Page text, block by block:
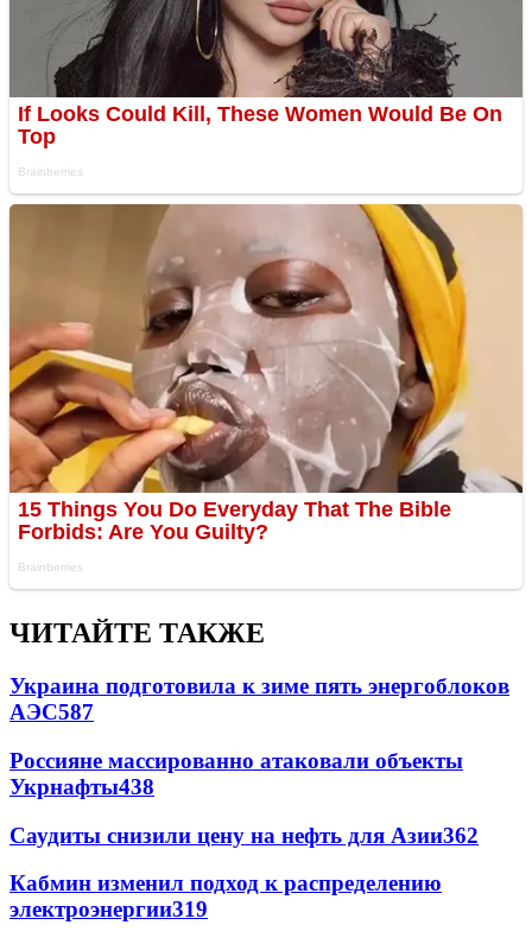
ЧИТАЙТЕ ТАКЖЕ
Украина подготовила к зиме пять энергоблоков
АЭС587
Россияне массированно атаковали объекты
Укрнафты438
Саудиты снизили цену на нефть для Азии362
Кабмин изменил подход к распределению
электроэнергии319